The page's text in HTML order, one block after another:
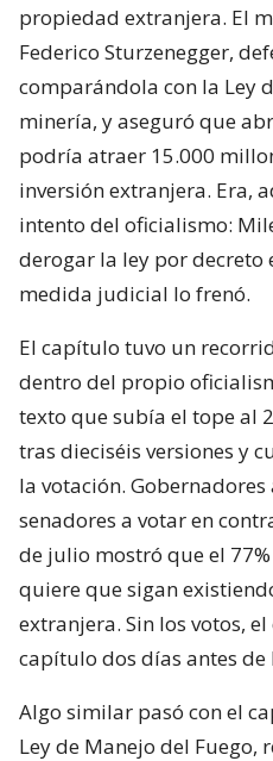
propiedad extranjera. El
Federico Sturzenegger,
comparándola con la Ley
minería, y aseguró que
podría atraer 15.000
inversión extranjera. Era,
intento del oficialismo:
derogar la ley por decreto
medida judicial lo frenó.
El capítulo tuvo un
dentro del propio
texto que subía el tope al
tras dieciséis versiones y
la votación.
senadores a votar en
de julio mostró que el
quiere que sigan
extranjera. Sin los votos,
capítulo dos días antes de
Algo similar pasó con el
Ley de Manejo del